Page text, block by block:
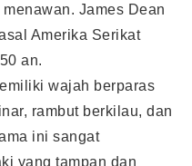
James Dean
Amerika Serikat
an.
wajah berparas
rambut berkilau, dan
ini sangat
yang tampan dan